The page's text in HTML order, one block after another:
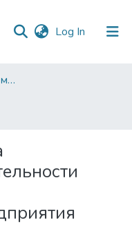
Log In (current)
Наукові видання ОНУ імені І. І. Мечникова